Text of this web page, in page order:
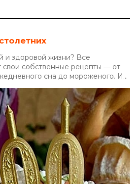
и здоровой жизни? Все
свои собственные рецепты — от
сна до мороженого. И...